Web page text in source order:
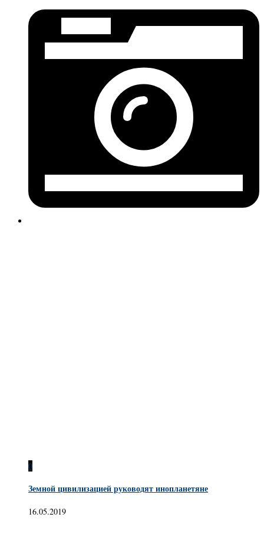
0
Земной цивилизацией руководят инопланетяне
16.05.2019